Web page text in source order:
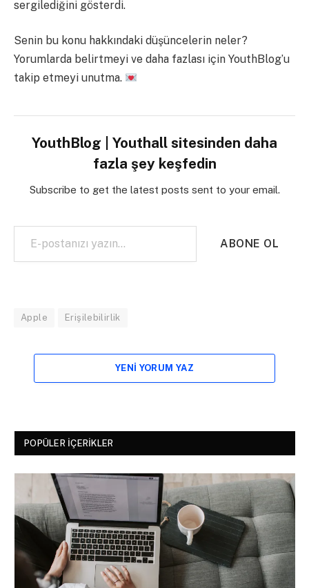
sergilediğini gösterdi.
Senin bu konu hakkındaki düşüncelerin neler?
Yorumlarda belirtmeyi ve daha fazlası için YouthBlog’u
takip etmeyi unutma.
YouthBlog | Youthall sitesinden daha
fazla şey keşfedin
Subscribe to get the latest posts sent to your email.
E-postanızı yazın…
ABONE OL
Apple Erişilebilirlik
YENI YORUM YAZ
POPÜLER İÇERIKLER